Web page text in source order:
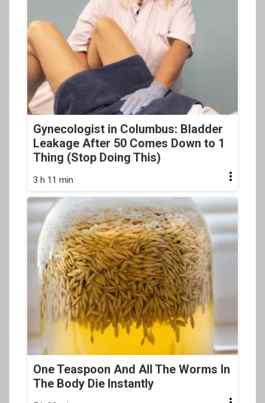
Gynecologist in Columbus: Bladder
Leakage After 50 Comes Down to 1
Thing (Stop Doing This)
3 h 11 min
One Teaspoon And All The Worms In
The Body Die Instantly